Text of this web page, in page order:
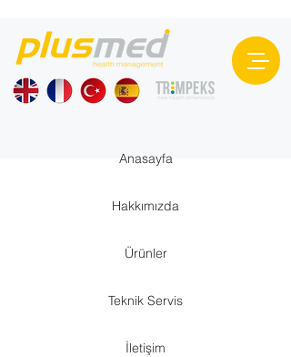
Anasayfa
Hakkımızda
Ürünler
Teknik Servis
İletişim